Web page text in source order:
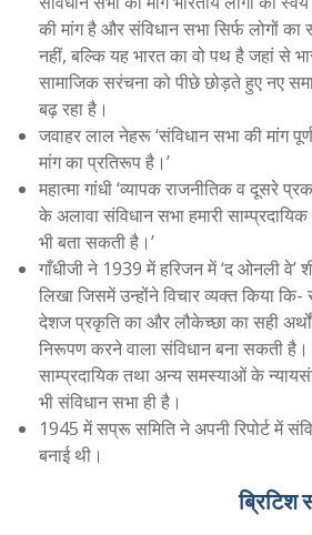
की मांग है और संविधान सभा सिर्फ लोगों
नहीं, बल्कि यह भारत का वो पथ है जहां से
सामाजिक सरंचना को पीछे छोड़ते हुए नए
बढ़ रहा है।
जवाहर लाल नेहरू ‘संविधान सभा की मांग
मांग का प्रतिरूप है।’
महात्मा गांधी ‘व्यापक राजनीतिक व दूसरे
के अलावा संविधान सभा हमारी
भी बता सकती है।’
गाँधीजी ने 1939 में हरिजन में ‘द ओनली वे’
लिखा जिसमें उन्होंने विचार व्यक्त किया
देशज प्रकृति का और लौकेच्छा का सही
निरूपण करने वाला संविधान बना सकती है।
साम्प्रदायिक तथा अन्य समस्याओं के
भी संविधान सभा ही है।
1945 में सप्रू समिति ने अपनी रिपोर्ट में
बनाई थी।
ब्रिटिश सरकार व